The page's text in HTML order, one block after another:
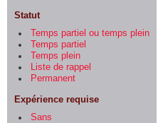
Statut
Temps partiel ou temps plein
Temps partiel
Temps plein
Liste de rappel
Permanent
Expérience requise
Sans